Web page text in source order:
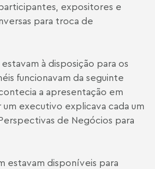
expositores e
para troca de
à disposição para os
funcionavam da seguinte
a apresentação em
um executivo explicava cada um
de Negócios para
estavam disponíveis para